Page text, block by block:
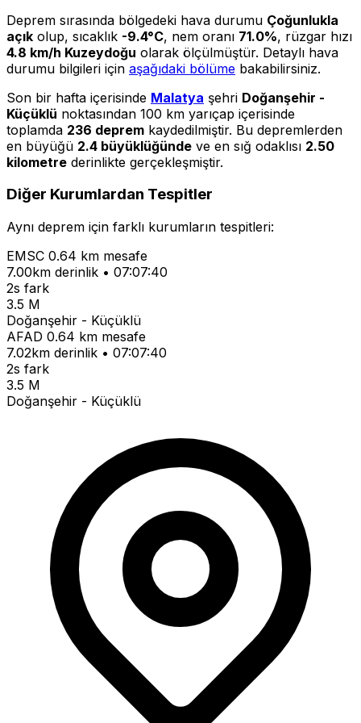
Deprem sırasında bölgedeki hava durumu Çoğunlukla
açık olup, sıcaklık -9.4°C, nem oranı 71.0%, rüzgar hızı
4.8 km/h Kuzeydoğu olarak ölçülmüştür. Detaylı hava
durumu bilgileri için aşağıdaki bölüme bakabilirsiniz.
Son bir hafta içerisinde Malatya şehri Doğanşehir -
Küçüklü noktasından 100 km yarıçap içerisinde
toplamda 236 deprem kaydedilmiştir. Bu depremlerden
en büyüğü 2.4 büyüklüğünde ve en sığ odaklısı 2.50
kilometre derinlikte gerçekleşmiştir.
Diğer Kurumlardan Tespitler
Aynı deprem için farklı kurumların tespitleri:
EMSC 0.64 km mesafe
7.00km derinlik • 07:07:40
2s fark
3.5 M
Doğanşehir - Küçüklü
AFAD 0.64 km mesafe
7.02km derinlik • 07:07:40
2s fark
3.5 M
Doğanşehir - Küçüklü